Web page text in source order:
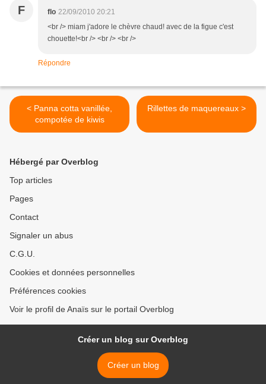
F flo 22/09/2010 20:21
<br /> miam j'adore le chèvre chaud! avec de la figue c'est
chouette!<br /> <br /> <br />
Répondre
< Panna cotta vanillée,
compotée de kiwis
Rillettes de maquereaux >
Hébergé par Overblog
Top articles
Pages
Contact
Signaler un abus
C.G.U.
Cookies et données personnelles
Préférences cookies
Voir le profil de Anaïs sur le portail Overblog
Créer un blog sur Overblog
Créer un blog